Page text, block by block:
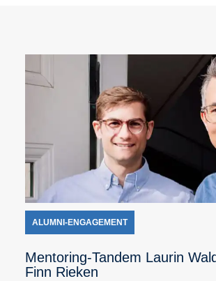
ALUMNI-ENGAGEMENT
Mentoring-Tandem Laurin
Finn Rieken